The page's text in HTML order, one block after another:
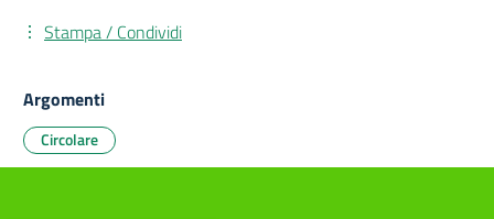
Stampa / Condividi
Argomenti
Circolare